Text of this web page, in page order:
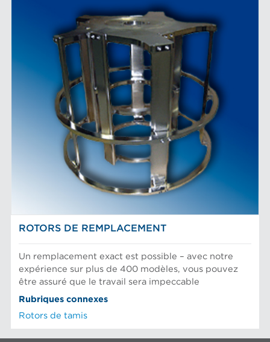
ROTORS DE REMPLACEMENT
Un remplacement exact est possible – avec notre
expérience sur plus de 400 modèles, vous pouvez
être assuré que le travail sera impeccable
Rubriques connexes
Rotors de tamis